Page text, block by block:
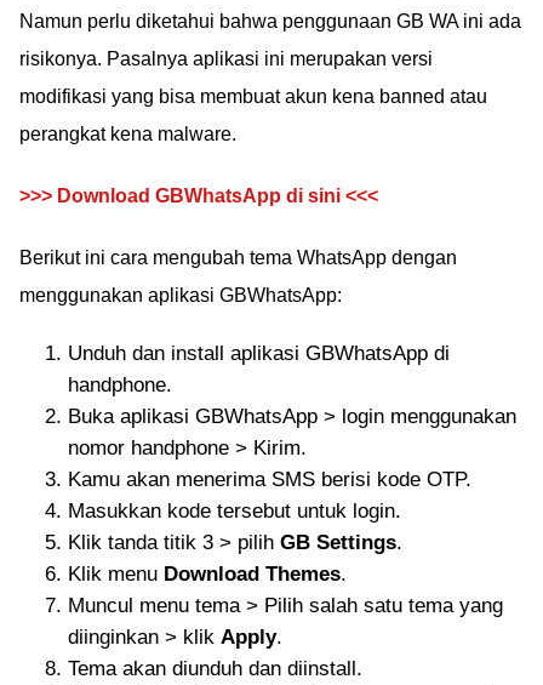
Namun perlu diketahui bahwa penggunaan GB WA ini ada
risikonya. Pasalnya aplikasi ini merupakan versi
modifikasi yang bisa membuat akun kena banned atau
perangkat kena malware.
>>> Download GBWhatsApp di sini <<<
Berikut ini cara mengubah tema WhatsApp dengan
menggunakan aplikasi GBWhatsApp:
Unduh dan install aplikasi GBWhatsApp di
handphone.
Buka aplikasi GBWhatsApp > login menggunakan
nomor handphone > Kirim.
Kamu akan menerima SMS berisi kode OTP.
Masukkan kode tersebut untuk login.
Klik tanda titik 3 > pilih GB Settings.
Klik menu Download Themes.
Muncul menu tema > Pilih salah satu tema yang
diinginkan > klik Apply.
Tema akan diunduh dan diinstall.